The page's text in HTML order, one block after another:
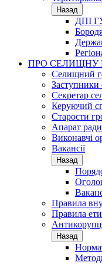
Назад
ДПІ
ПРО СЕЛИЩНУ
Селищний
Заступники
Секретар
Керуючий
Старости
Апарат ради
Виконавчі
Вакансії
Назад
Правила
Правила
Назад